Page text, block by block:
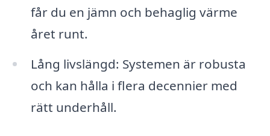
får du en jämn och behaglig värme
året runt.
Lång livslängd: Systemen är robusta
och kan hålla i flera decennier med
rätt underhåll.